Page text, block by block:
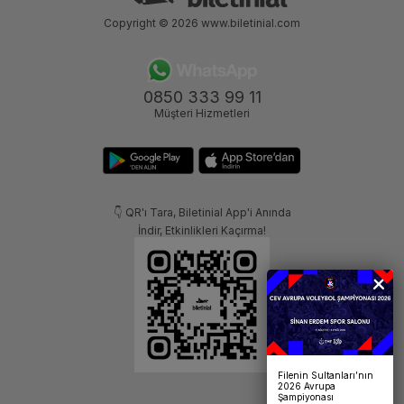
0850 333 99 11
Müşteri Hizmetleri
👇 QR'ı Tara, Biletinial App'i Anında
İndir, Etkinlikleri Kaçırma!
Copyright © 2026 www.biletinial.com
Filenin Sultanları’nın
2026 Avrupa
Şampiyonası